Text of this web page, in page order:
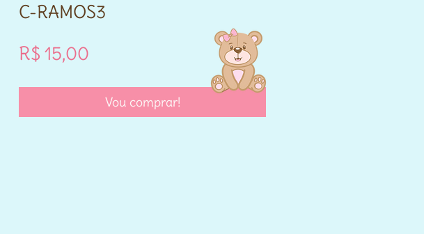
C-RAMOS3
R$ 15,00
Vou comprar!